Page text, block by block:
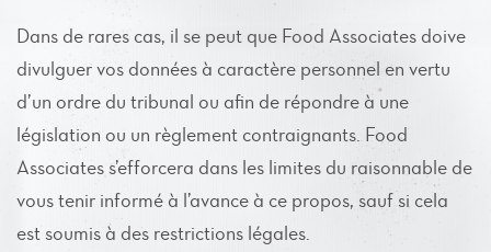
Dans de rares cas, il se peut que Food Associates doive
divulguer vos données à caractère personnel en vertu
d’un ordre du tribunal ou afin de répondre à une
législation ou un règlement contraignants. Food
Associates s’efforcera dans les limites du raisonnable de
vous tenir informé à l’avance à ce propos, sauf si cela
est soumis à des restrictions légales.